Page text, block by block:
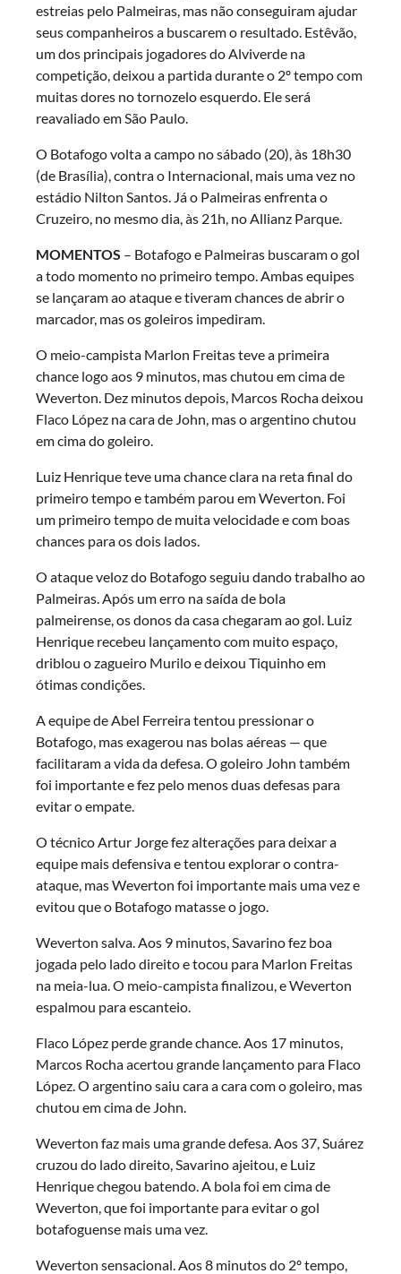
estreias pelo Palmeiras, mas não conseguiram ajudar
seus companheiros a buscarem o resultado. Estêvão,
um dos principais jogadores do Alviverde na
competição, deixou a partida durante o 2º tempo com
muitas dores no tornozelo esquerdo. Ele será
reavaliado em São Paulo.
O Botafogo volta a campo no sábado (20), às 18h30
(de Brasília), contra o Internacional, mais uma vez no
estádio Nilton Santos. Já o Palmeiras enfrenta o
Cruzeiro, no mesmo dia, às 21h, no Allianz Parque.
MOMENTOS – Botafogo e Palmeiras buscaram o gol
a todo momento no primeiro tempo. Ambas equipes
se lançaram ao ataque e tiveram chances de abrir o
marcador, mas os goleiros impediram.
O meio-campista Marlon Freitas teve a primeira
chance logo aos 9 minutos, mas chutou em cima de
Weverton. Dez minutos depois, Marcos Rocha deixou
Flaco López na cara de John, mas o argentino chutou
em cima do goleiro.
Luiz Henrique teve uma chance clara na reta final do
primeiro tempo e também parou em Weverton. Foi
um primeiro tempo de muita velocidade e com boas
chances para os dois lados.
O ataque veloz do Botafogo seguiu dando trabalho ao
Palmeiras. Após um erro na saída de bola
palmeirense, os donos da casa chegaram ao gol. Luiz
Henrique recebeu lançamento com muito espaço,
driblou o zagueiro Murilo e deixou Tiquinho em
ótimas condições.
A equipe de Abel Ferreira tentou pressionar o
Botafogo, mas exagerou nas bolas aéreas — que
facilitaram a vida da defesa. O goleiro John também
foi importante e fez pelo menos duas defesas para
evitar o empate.
O técnico Artur Jorge fez alterações para deixar a
equipe mais defensiva e tentou explorar o contra-
ataque, mas Weverton foi importante mais uma vez e
evitou que o Botafogo matasse o jogo.
Weverton salva. Aos 9 minutos, Savarino fez boa
jogada pelo lado direito e tocou para Marlon Freitas
na meia-lua. O meio-campista finalizou, e Weverton
espalmou para escanteio.
Flaco López perde grande chance. Aos 17 minutos,
Marcos Rocha acertou grande lançamento para Flaco
López. O argentino saiu cara a cara com o goleiro, mas
chutou em cima de John.
Weverton faz mais uma grande defesa. Aos 37, Suárez
cruzou do lado direito, Savarino ajeitou, e Luiz
Henrique chegou batendo. A bola foi em cima de
Weverton, que foi importante para evitar o gol
botafoguense mais uma vez.
Weverton sensacional. Aos 8 minutos do 2º tempo,